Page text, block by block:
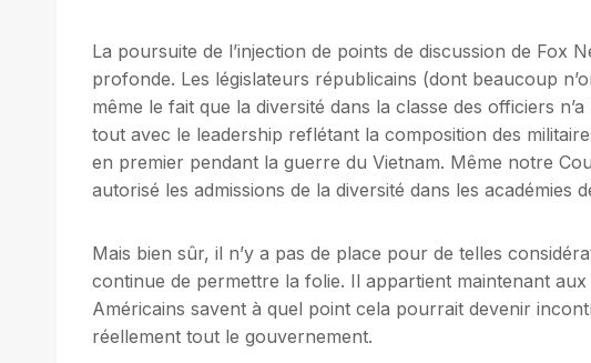
La poursuite de l’injection de points de discussion de Fox
profonde. Les législateurs républicains (dont beaucoup
même le fait que la diversité dans la classe des officiers
tout avec le leadership reflétant la composition des
en premier pendant la guerre du Vietnam. Même notre
autorisé les admissions de la diversité dans les académies
Mais bien sûr, il n’y a pas de place pour de telles
continue de permettre la folie. Il appartient maintenant aux
Américains savent à quel point cela pourrait devenir
réellement tout le gouvernement.